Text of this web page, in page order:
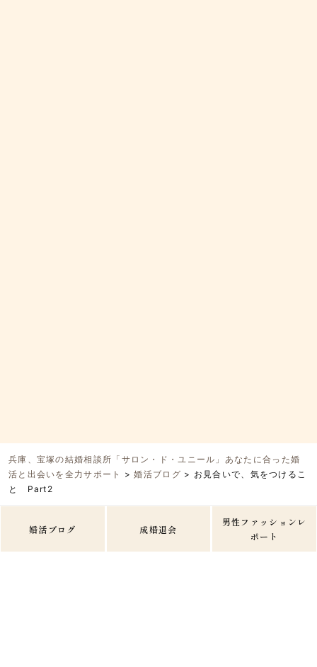
兵庫、宝塚の結婚相談所「サロン・ド・ユニール」あなたに合った婚
活と出会いを全力サポート
>婚活ブログ > お見合いで、気をつけるこ
と Part2
婚活ブログ 成婚退会
男性ファッションレ
ポート